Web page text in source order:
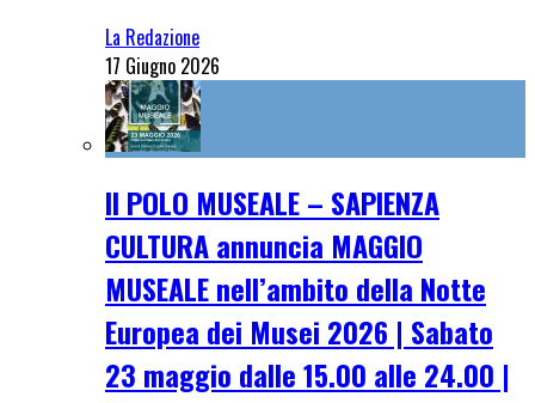
La Redazione
17 Giugno 2026
Il POLO MUSEALE – SAPIENZA
CULTURA annuncia MAGGIO
MUSEALE nell’ambito della Notte
Europea dei Musei 2026 | Sabato
23 maggio dalle 15.00 alle 24.00 |